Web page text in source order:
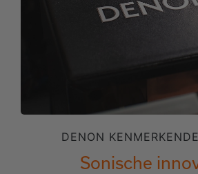
DENON
Sonische